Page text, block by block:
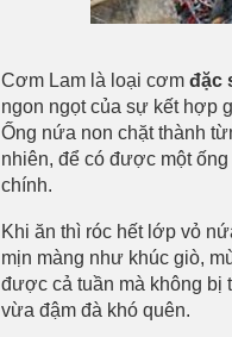
Cơm Lam là loại cơm đặc
ngon ngọt của sự kết hợp
Ống nứa non chặt thành
nhiên, để có được một
chính.
Khi ăn thì róc hết lớp vỏ
mịn màng như khúc giò,
được cả tuần mà không bị
vừa đậm đà khó quên.